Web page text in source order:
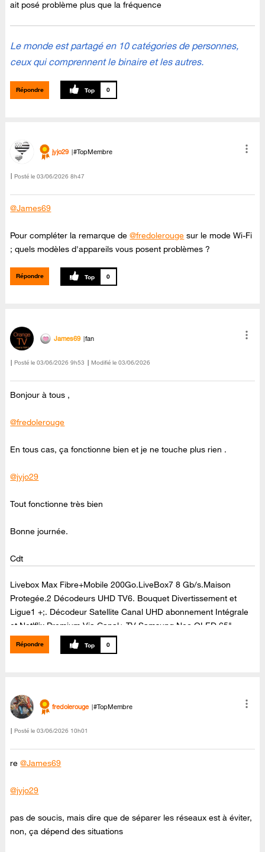
ait posé problème plus que la fréquence
Le monde est partagé en 10 catégories de personnes,
ceux qui comprennent le binaire et les autres.
Répondre 0
jyjo29 #TopMembre
Posté le ‎03/06/2026 8h47
@James69
Pour compléter la remarque de@fredolerouge sur le mode Wi-Fi
; quels modèles d'appareils vous posent problèmes ?
Répondre 0
James69 fan
Posté le ‎03/06/2026 9h53 Modifié le 03/06/2026
Bonjour à tous ,
@fredolerouge
En tous cas, ça fonctionne bien et je ne touche plus rien .
@jyjo29
Tout fonctionne très bien
Bonne journée.
Cdt
Livebox Max Fibre+Mobile 200Go.LiveBox7 8 Gb/s.Maison
Protegée.2 Décodeurs UHD TV6. Bouquet Divertissement et
Ligue1 +;. Décodeur Satellite Canal UHD abonnement Intégrale
et Netlflix Premium Via Canal+.TV Samsung Neo QLED 65"
65QN90C Dolby Atmos,Barre de son Samsung Dolby Atmos ,Kit
enceintes arrières Samsung,sans fil SWA-9500S ,Dolby Atmos.
Répondre 0
fredolerouge #TopMembre
Posté le ‎03/06/2026 10h01
re@James69
@jyjo29
pas de soucis, mais dire que de séparer les réseaux est à éviter,
non, ça dépend des situations